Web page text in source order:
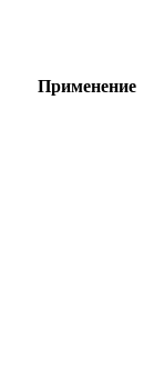
Применение